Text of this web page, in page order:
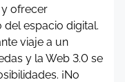
ofrecer
espacio digital.
viaje a un
y la Web 3.0 se
¡No